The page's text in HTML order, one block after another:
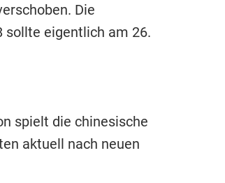
Die
sollte eigentlich am 26.
spielt die chinesische
aktuell nach neuen